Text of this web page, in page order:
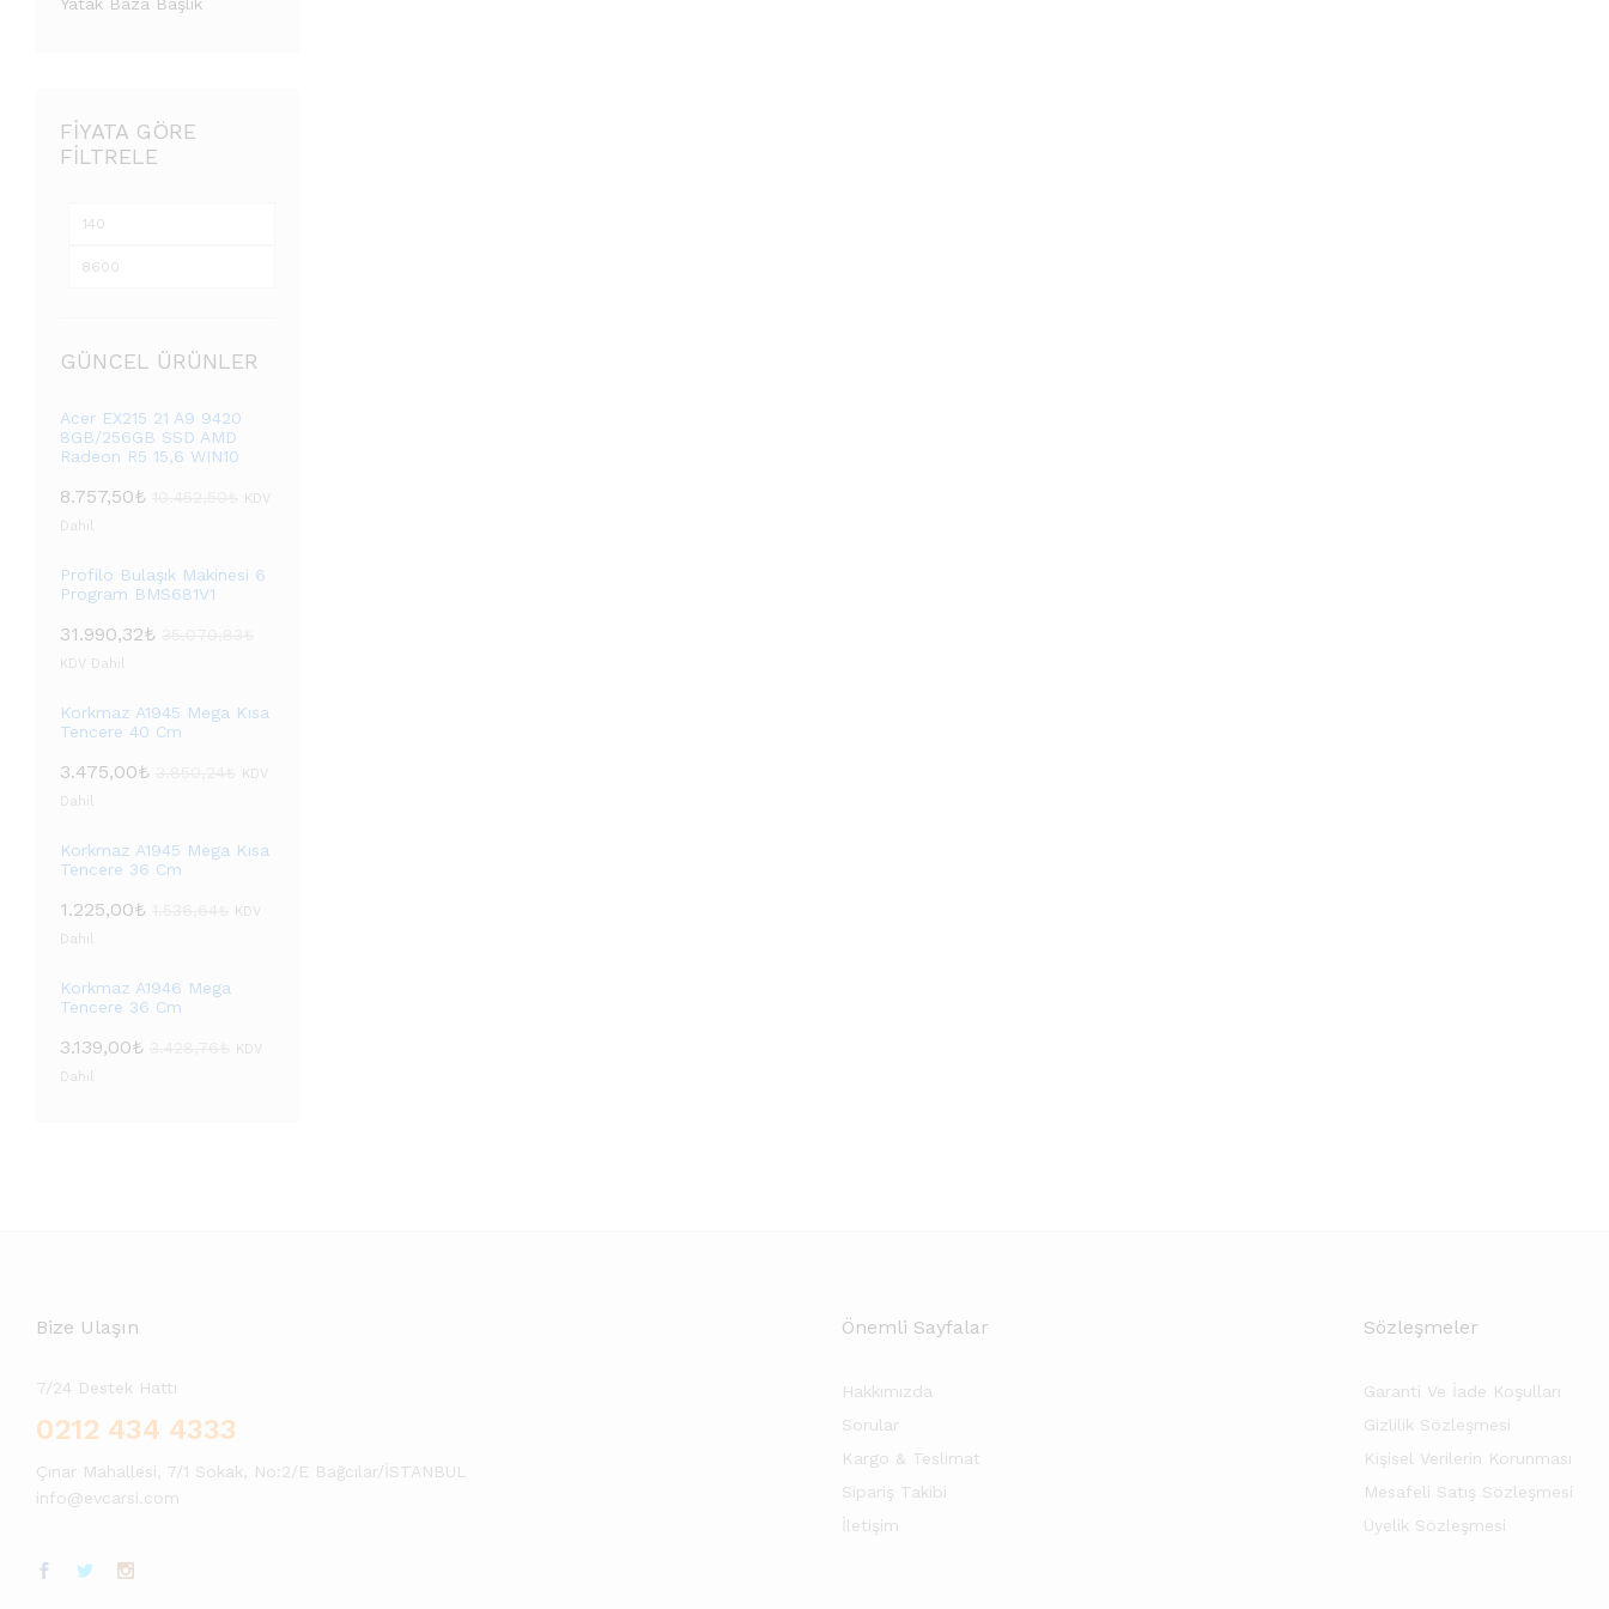
FIYATA GÖRE
FILTRELE
GÜNCEL ÜRÜNLER
Acer EX215 21 A9 9420
8GB/256GB SSD AMD
Radeon R5 15,6 WIN10
8.757,50₺
KDV
Dahil
Profilo Bulaşık Makinesi 6
Program BMS681V1
31.990,32₺
KDV Dahil
Korkmaz A1945 Mega Kısa
Tencere 40 Cm
3.475,00₺
KDV
Dahil
Korkmaz A1945 Mega Kısa
Tencere 36 Cm
1.225,00₺
KDV
Dahil
Korkmaz A1946 Mega
Tencere 36 Cm
3.139,00₺
KDV
Dahil
Bize Ulaşın
7/24 Destek Hattı
0212 434 4333
Çınar Mahallesi, 7/1 Sokak, No:2/E Bağcılar/İSTANBUL
info@evcarsi.com
Önemli Sayfalar
Hakkımızda
Sorular
Kargo & Teslimat
Sipariş Takibi
İletişim
Sözleşmeler
Garanti Ve İade Koşulları
Gizlilik Sözleşmesi
Kişisel Verilerin Korunması
Mesafeli Satış Sözleşmesi
Üyelik Sözleşmesi